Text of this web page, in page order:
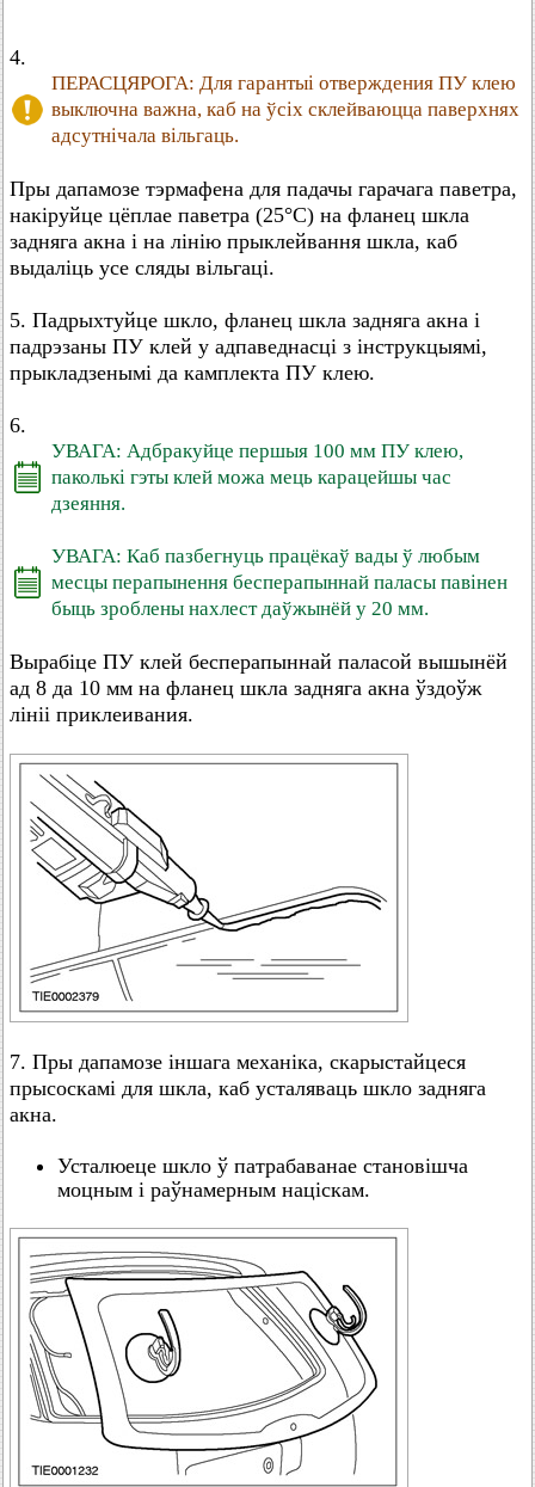
4.
ПЕРАСЦЯРОГА: Для гарантыі отверждения ПУ клею
выключна важна, каб на ўсіх склейваюцца паверхнях
адсутнічала вільгаць.
Пры дапамозе тэрмафена для падачы гарачага паветра,
накіруйце цёплае паветра (25°C) на фланец шкла
задняга акна і на лінію прыклейвання шкла, каб
выдаліць усе сляды вільгаці.
5. Падрыхтуйце шкло, фланец шкла задняга акна і
падрэзаны ПУ клей у адпаведнасці з інструкцыямі,
прыкладзенымі да камплекта ПУ клею.
6.
УВАГА: Адбракуйце першыя 100 мм ПУ клею,
паколькі гэты клей можа мець карацейшы час
дзеяння.
УВАГА: Каб пазбегнуць працёкаў вады ў любым
месцы перапынення бесперапыннай паласы павінен
быць зроблены нахлест даўжынёй у 20 мм.
Вырабіце ПУ клей бесперапыннай паласой вышынёй
ад 8 да 10 мм на фланец шкла задняга акна ўздоўж
лініі приклеивания.
7. Пры дапамозе іншага механіка, скарыстайцеся
прысоскамі для шкла, каб усталяваць шкло задняга
акна.
Усталюеце шкло ў патрабаванае становішча
моцным і раўнамерным націскам.